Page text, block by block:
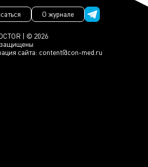
| © 2026
сайта: content@con-med.ru
О журнале